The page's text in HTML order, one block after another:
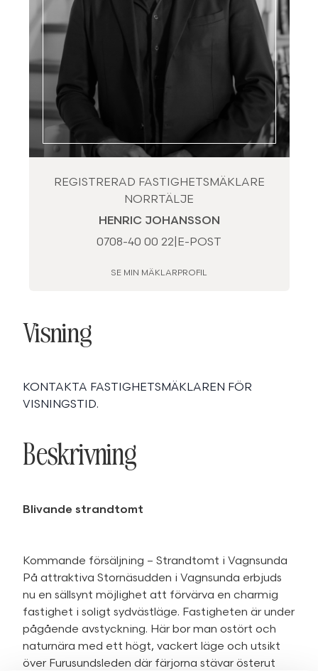
REGISTRERAD FASTIGHETSMÄKLARE
NORRTÄLJE
HENRIC JOHANSSON
0708-40 00 22 E-POST
SE MIN MÄKLARPROFIL
Visning
KONTAKTA FASTIGHETSMÄKLAREN FÖR
VISNINGSTID.
Beskrivning
Blivande strandtomt
Kommande försäljning – Strandtomt i Vagnsunda
På attraktiva Stornäsudden i Vagnsunda erbjuds
nu en sällsynt möjlighet att förvärva en charmig
fastighet i soligt sydvästläge. Fastigheten är under
pågående avstyckning. Här bor man ostört och
naturnära med ett högt, vackert läge och utsikt
över Furusundsleden där färjorna stävar österut